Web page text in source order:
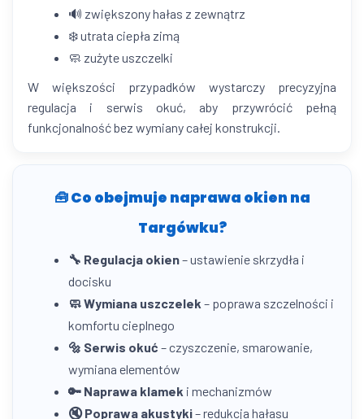
🔊 zwiększony hałas z zewnątrz
❄️ utrata ciepła zimą
🧼 zużyte uszczelki
W większości przypadków wystarczy precyzyjna
regulacja i serwis okuć, aby przywrócić pełną
funkcjonalność bez wymiany całej konstrukcji.
🧰 Co obejmuje naprawa okien na
Targówku?
🔧 Regulacja okien– ustawienie skrzydła i
docisku
🧼 Wymiana uszczelek – poprawa szczelności i
komfortu cieplnego
🔩 Serwis okuć – czyszczenie, smarowanie,
wymiana elementów
🔑 Naprawa klamek i mechanizmów
🔇 Poprawa akustyki– redukcja hałasu